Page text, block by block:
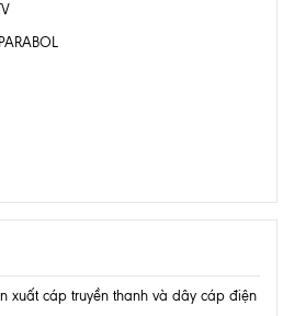
xuất cáp truyền thanh và dây cáp điện